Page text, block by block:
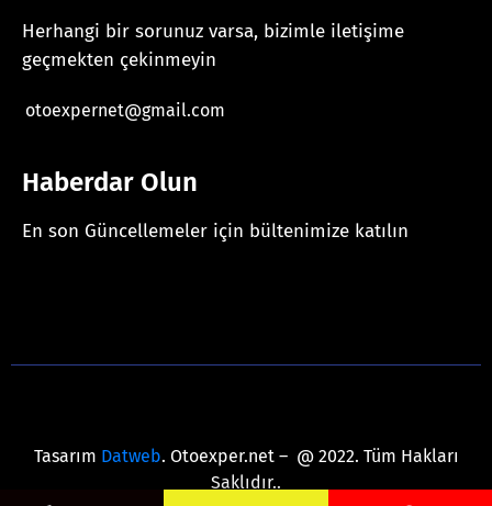
Herhangi bir sorunuz varsa, bizimle iletişime
geçmekten çekinmeyin
otoexpernet@gmail.com
Haberdar Olun
En son Güncellemeler için bültenimize katılın
Tasarım Datweb. Otoexper.net – @ 2022. Tüm Hakları
Saklıdır..